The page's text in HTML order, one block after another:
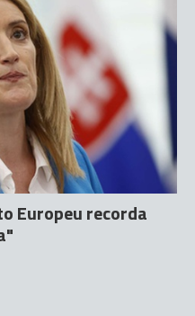
Europeu recorda